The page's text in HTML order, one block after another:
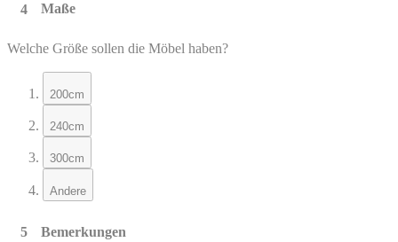
Maße
Welche Größe sollen die Möbel haben?
200cm
240cm
300cm
Andere
Bemerkungen